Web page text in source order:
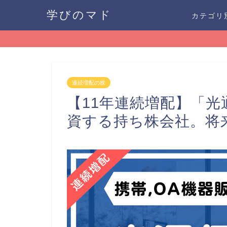
学びのマド カテゴ
連続増配の株
【11年連続増配】「
資する持ち株会社。